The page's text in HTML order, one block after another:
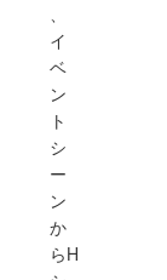
イ
ベ
ン
ト
シ
ー
ン
か
らH